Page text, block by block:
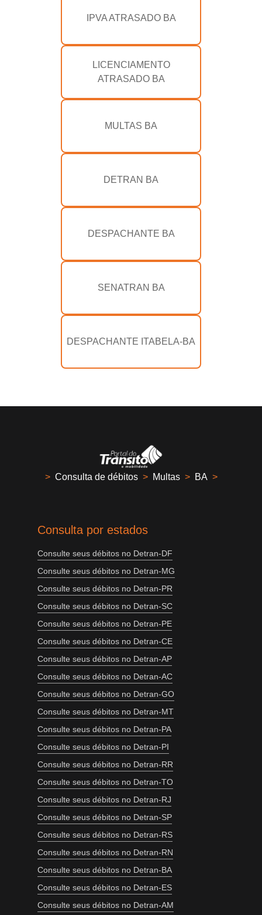
IPVA ATRASADO BA
LICENCIAMENTO
ATRASADO BA
MULTAS BA
DETRAN BA
DESPACHANTE BA
SENATRAN BA
DESPACHANTE ITABELA-BA
> Consulta de débitos > Multas > BA >
Consulta por estados
Consulte seus débitos no Detran-DF
Consulte seus débitos no Detran-MG
Consulte seus débitos no Detran-PR
Consulte seus débitos no Detran-SC
Consulte seus débitos no Detran-PE
Consulte seus débitos no Detran-CE
Consulte seus débitos no Detran-AP
Consulte seus débitos no Detran-AC
Consulte seus débitos no Detran-GO
Consulte seus débitos no Detran-MT
Consulte seus débitos no Detran-PA
Consulte seus débitos no Detran-PI
Consulte seus débitos no Detran-RR
Consulte seus débitos no Detran-TO
Consulte seus débitos no Detran-RJ
Consulte seus débitos no Detran-SP
Consulte seus débitos no Detran-RS
Consulte seus débitos no Detran-RN
Consulte seus débitos no Detran-BA
Consulte seus débitos no Detran-ES
Consulte seus débitos no Detran-AM